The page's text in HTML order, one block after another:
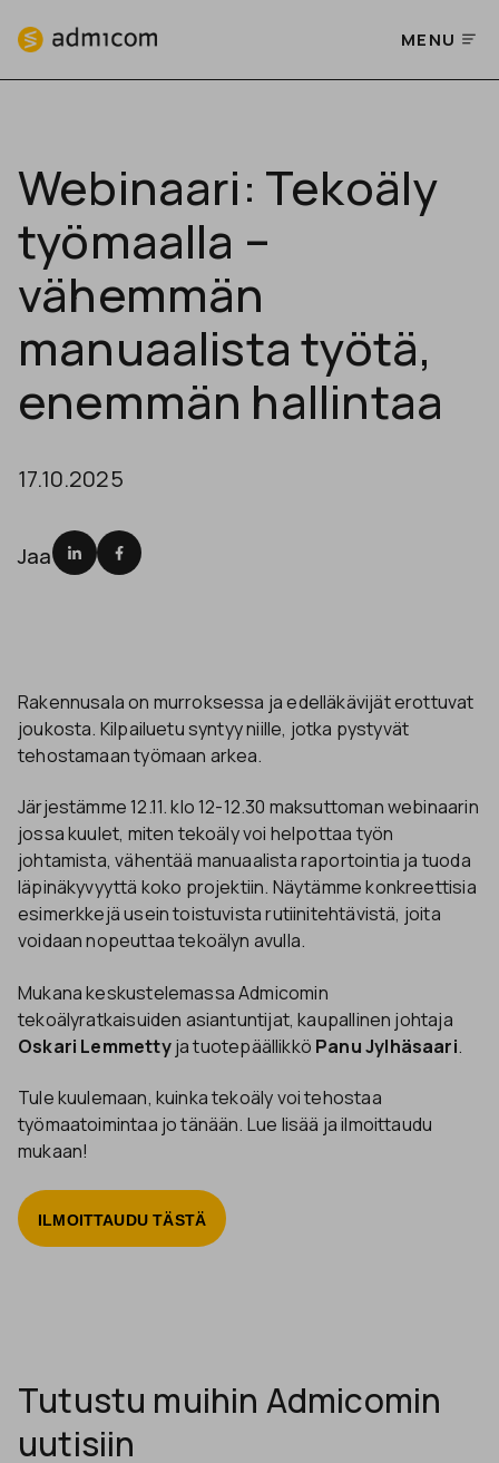
MENU
Webinaari: Tekoäly
työmaalla –
vähemmän
manuaalista työtä,
enemmän hallintaa
17.10.2025
Jaa
Rakennusala on murroksessa ja edelläkävijät erottuvat
joukosta. Kilpailuetu syntyy niille, jotka pystyvät
tehostamaan työmaan arkea.
Järjestämme 12.11. klo 12-12.30 maksuttoman webinaarin
jossa kuulet, miten tekoäly voi helpottaa työn
johtamista, vähentää manuaalista raportointia ja tuoda
läpinäkyvyyttä koko projektiin. Näytämme konkreettisia
esimerkkejä usein toistuvista rutiinitehtävistä, joita
voidaan nopeuttaa tekoälyn avulla.
Mukana keskustelemassa Admicomin
tekoälyratkaisuiden asiantuntijat, kaupallinen johtaja
Oskari Lemmettyja tuotepäällikkö Panu Jylhäsaari.
Tule kuulemaan, kuinka tekoäly voi tehostaa
työmaatoimintaa jo tänään. Lue lisää ja ilmoittaudu
mukaan!
ILMOITTAUDU TÄSTÄ
Tutustu muihin Admicomin
uutisiin